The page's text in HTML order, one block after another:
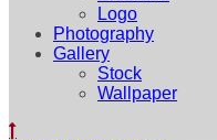
Logo
Photography
Gallery
Stock
Wallpaper